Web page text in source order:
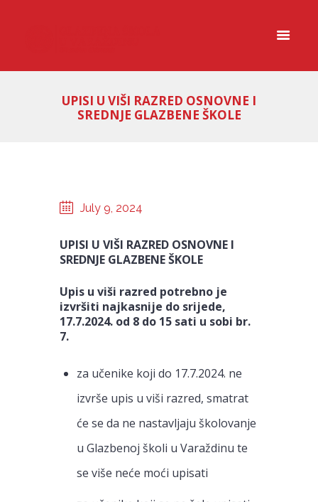
UPISI U VIŠI RAZRED OSNOVNE I
SREDNJE GLAZBENE ŠKOLE
July 9, 2024
UPISI U VIŠI RAZRED OSNOVNE I
SREDNJE GLAZBENE ŠKOLE
Upis u viši razred potrebno je
izvršiti najkasnije do srijede,
17.7.2024. od 8 do 15 sati u sobi br.
7.
za učenike koji do 17.7.2024. ne
izvrše upis u viši razred, smatrat
će se da ne nastavljaju školovanje
u Glazbenoj školi u Varaždinu te
se više neće moći upisati